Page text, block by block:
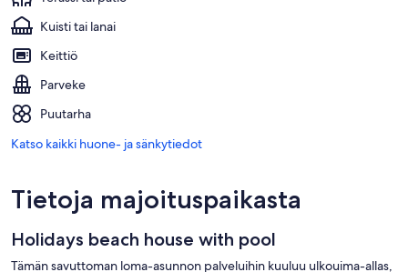
Kuisti tai lanai
Keittiö
Parveke
Puutarha
Katso kaikki huone- ja sänkytiedot
Tietoja majoituspaikasta
Holidays beach house with pool
Tämän savuttoman loma-asunnon palveluihin kuuluu ulkouima-allas,